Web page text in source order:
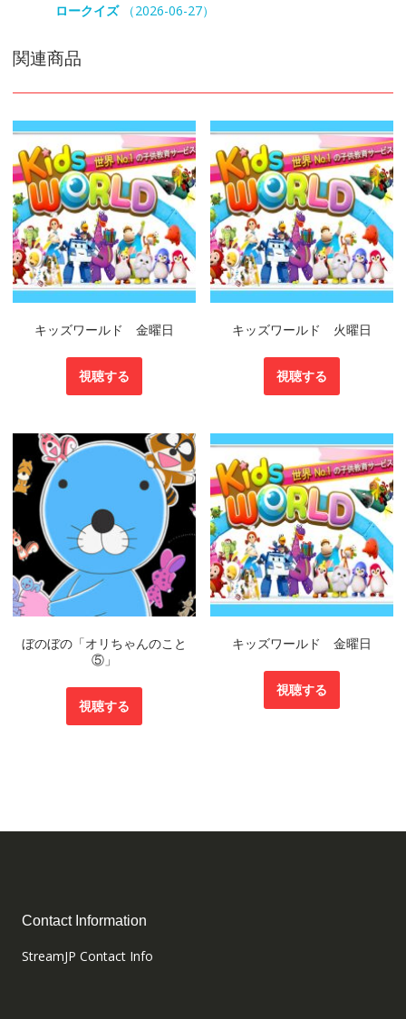
ロークイズ（2026-06-27）
関連商品
キッズワールド 金曜日
視聴する
キッズワールド 火曜日
視聴する
ぼのぼの「オリちゃんのこと
⑤」
視聴する
キッズワールド 金曜日
視聴する
Contact Information
StreamJP Contact Info